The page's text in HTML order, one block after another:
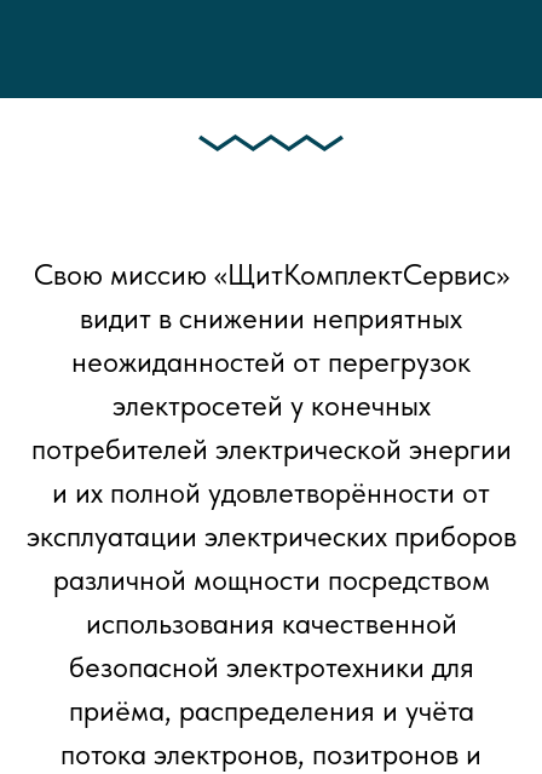
Свою миссию «ЩитКомплектСервис»
видит в снижении неприятных
неожиданностей от перегрузок
электросетей у конечных
потребителей электрической энергии
и их полной удовлетворённости от
эксплуатации электрических приборов
различной мощности посредством
использования качественной
безопасной электротехники для
приёма, распределения и учёта
потока электронов, позитронов и